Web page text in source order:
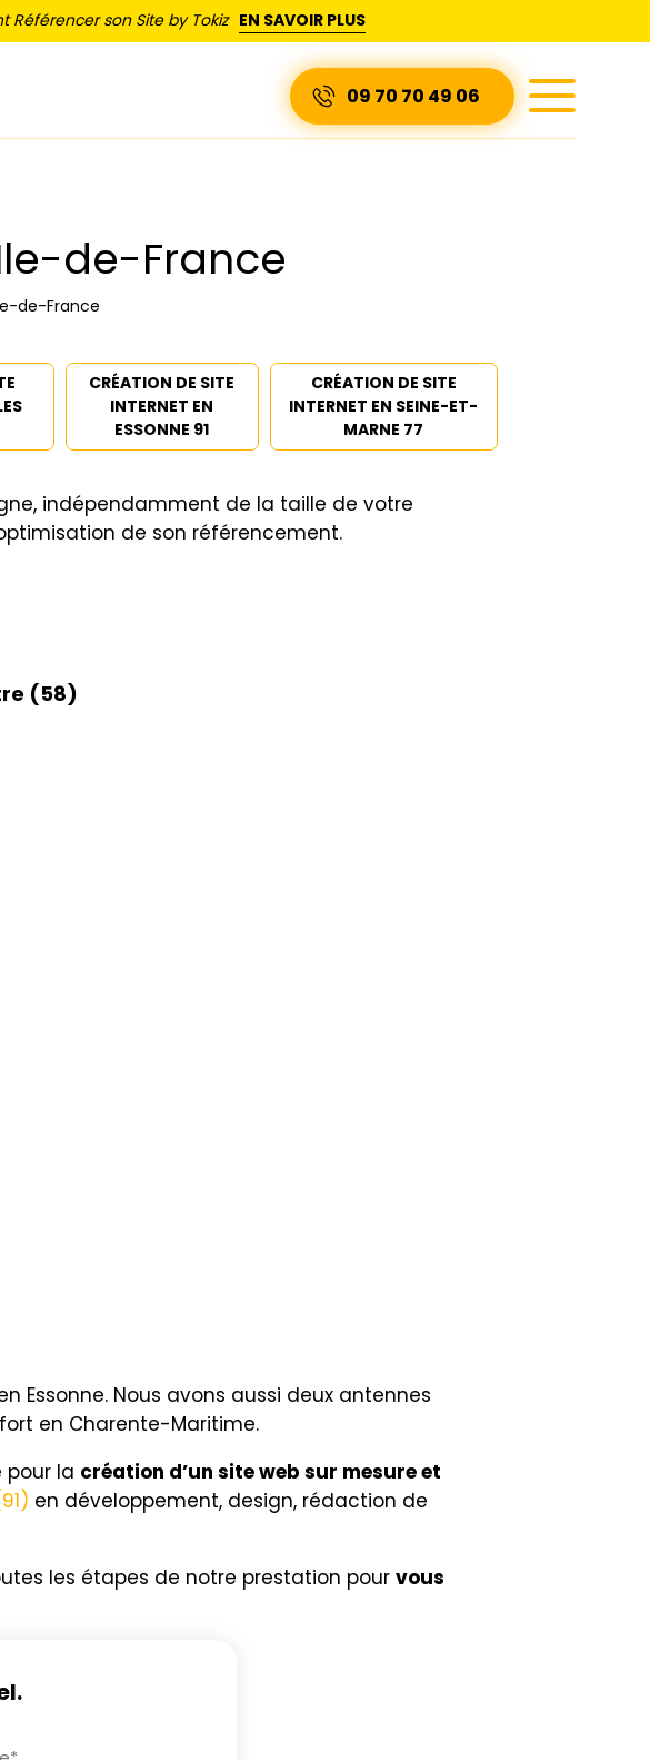
Référencer son Site by Tokiz EN SAVOIR PLUS
09 70 70 49 06
de-France
de-France
CRÉATION DE SITE
INTERNET EN
ESSONNE 91
CRÉATION DE SITE
INTERNET EN SEINE-ET-
MARNE 77
indépendamment de la taille de votre
de son référencement.
(58)
Essonne. Nous avons aussi deux antennes
en Charente-Maritime.
pour la création d’un site web sur mesure et
en développement, design, rédaction de
les étapes de notre prestation pour vous